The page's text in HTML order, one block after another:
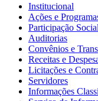
Institucional
Ações e
Participação Social
Auditorias
Convênios e
Receitas e
Licitações e
Servidores
Informações